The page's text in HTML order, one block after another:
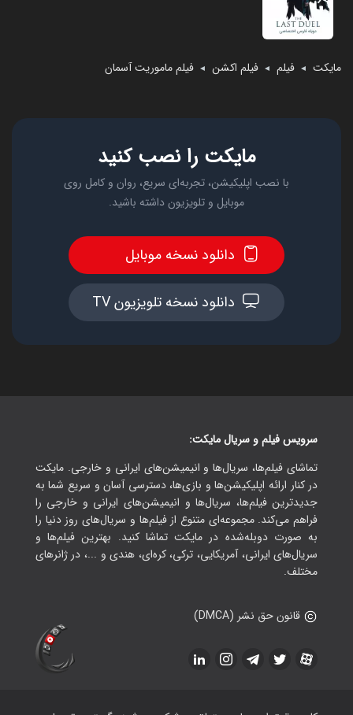
مایکت ◄ فیلم ◄ فیلم اکشن ◄ فیلم ماموریت آسمان
مایکت را نصب کنید
با نصب اپلیکیشن، تجربه‌ای سریع، روان و کامل روی
موبایل و تلویزیون داشته باشید.
دانلود نسخه موبایل
دانلود نسخه تلویزیون TV
سرویس فیلم و سریال مایکت:
تماشای فیلم‌ها، سریال‌ها و انیمیشن‌های ایرانی و خارجی. مایکت
در کنار ارائه اپلیکیشن‌ها و بازی‌ها، دسترسی آسان و سریع شما به
جدیدترین فیلم‌ها، سریال‌ها و انیمیشن‌های ایرانی و خارجی را
فراهم می‌کند. مجموعه‌ای متنوع از فیلم‌ها و سریال‌های روز دنیا را
به صورت دوبله‌شده در مایکت تماشا کنید. بهترین فیلم‌ها و
سریال‌های ایرانی، آمریکایی، ترکی، کره‌ای، هندی و ...، در ژانرهای
مختلف.
قانون حق نشر (DMCA)